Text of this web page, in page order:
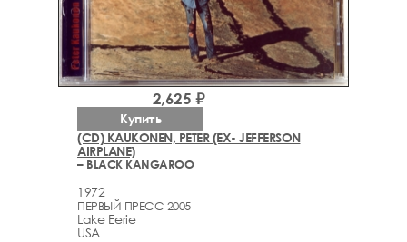
(CD) KAUKONEN, PETER (EX- JEFFERSON
AIRPLANE)
– BLACK KANGAROO
1972
ПЕРВЫЙ ПРЕСС 2005
Lake Eerie
USA
2,625 ₽
Купить